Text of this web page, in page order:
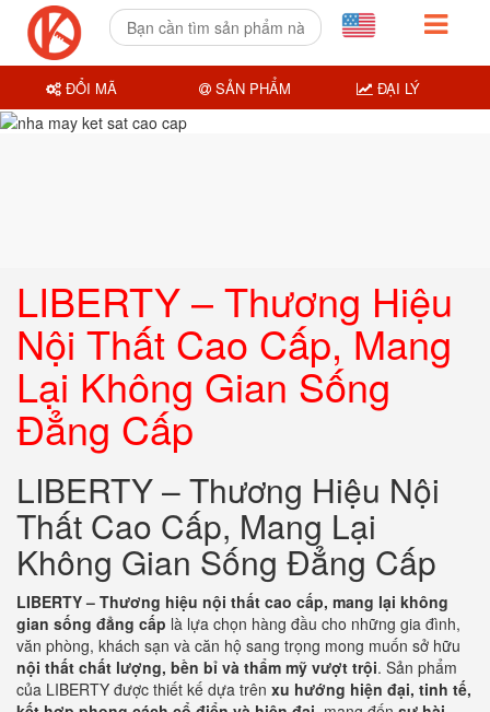
LIBERTY – Thương Hiệu
Nội Thất Cao Cấp, Mang
Lại Không Gian Sống
Đẳng Cấp
LIBERTY – Thương Hiệu Nội
Thất Cao Cấp, Mang Lại
Không Gian Sống Đẳng Cấp
LIBERTY – Thương hiệu nội thất cao cấp, mang lại không
gian sống đẳng cấp là lựa chọn hàng đầu cho những gia đình,
văn phòng, khách sạn và căn hộ sang trọng mong muốn sở hữu
nội thất chất lượng, bền bỉ và thẩm mỹ vượt trội. Sản phẩm
của LIBERTY được thiết kế dựa trên xu hướng hiện đại, tinh tế,
ĐỔI MÃ SẢN PHẨM ĐẠI LÝ